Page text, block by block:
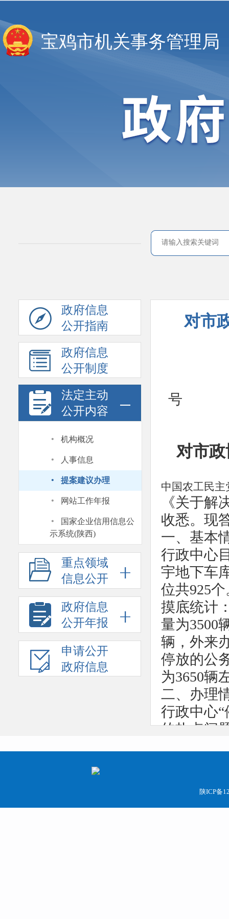
宝鸡市机关事务管理局
政府信息
公开指南
政府信息
公开制度
法定主动
公开内容
· 机构概况
· 人事信息
· 提案建议办理
· 网站工作年报
·
国家企业信用信息公
示系统(陕西)
重点领域
信息公开
政府信息
公开年报
申请公开
政府信息
对市
对市
中国农工民
《关于解
收悉。现
一、基本
行政中心
宇地下车
位共925
摸底统计
量为3500
辆，外来
停放的公
为3650辆
二、办理
行政中心
的热点问
装智能停
陕ICP备